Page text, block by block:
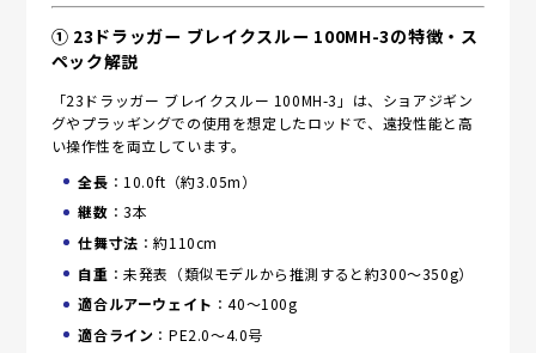
① 23ドラッガー ブレイクスルー 100MH-3の特徴・ス
ペック解説
「23ドラッガー ブレイクスルー 100MH-3」は、ショアジギン
グやプラッギングでの使用を想定したロッドで、遠投性能と高
い操作性を両立しています。
全長 ：10.0ft（約3.05m）
継数 ：3本
仕舞寸法 ：約110cm
自重 ：未発表（類似モデルから推測すると約300～350g）
適合ルアーウェイト ：40～100g
適合ライン ：PE2.0～4.0号